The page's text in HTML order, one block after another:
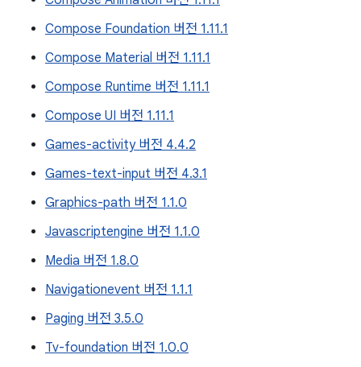
Compose Foundation 버전 1.11.1
Compose Material 버전 1.11.1
Compose Runtime 버전 1.11.1
Compose UI 버전 1.11.1
Games-activity 버전 4.4.2
Games-text-input 버전 4.3.1
Graphics-path 버전 1.1.0
Javascriptengine 버전 1.1.0
Media 버전 1.8.0
Navigationevent 버전 1.1.1
Paging 버전 3.5.0
Tv-foundation 버전 1.0.0